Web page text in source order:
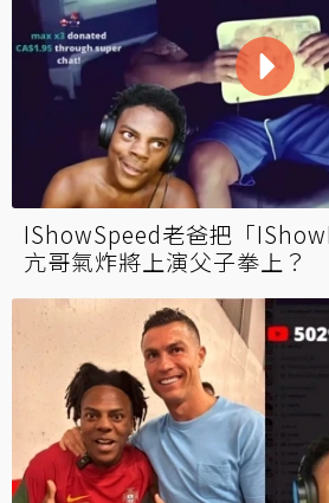
IShowSpeed老爸把「
亢哥氣炸將上演父子拳上？